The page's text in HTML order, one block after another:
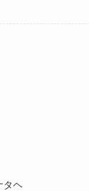
タヘ